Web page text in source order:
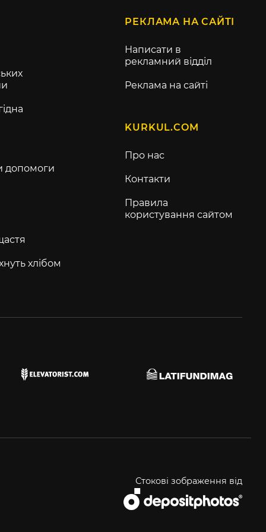
допомоги
хлібом
РЕКЛАМА НА САЙТІ
Написати в
рекламний відділ
Реклама на сайті
KURKUL.COM
Про нас
Контакти
Правила
користування сайтом
Стокові зображення від